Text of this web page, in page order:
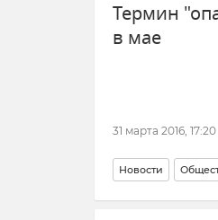
Термин
в мае
31 марта 2016, 17:20
Новости